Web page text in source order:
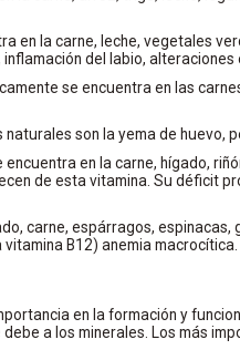
en la carne, leche, vegetales
del labio, alteraciones
se encuentra en las
naturales son la yema de huevo,
encuentra en la carne, hígado,
de esta vitamina. Su déficit
carne, espárragos, espinacas,
B12) anemia macrocítica.
en la formación y
debe a los minerales. Los más